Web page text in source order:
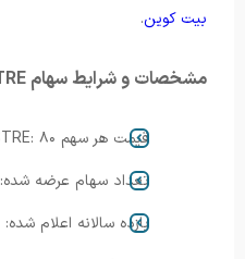
بیت کوین.
مشخصات و شرایط سهام STRE
قیمت هر سهم STRE: ۸۰ یورو.
تعداد سهام عرضه شده: ۷٫۷۵ میلیون سهم.